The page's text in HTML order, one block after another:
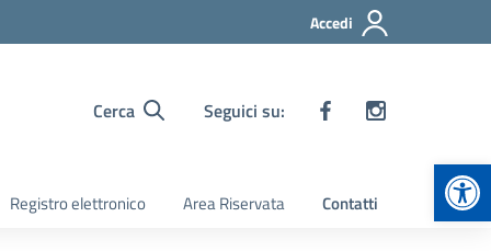
Accedi
Cerca Seguici su:
Registro elettronico Area Riservata Contatti